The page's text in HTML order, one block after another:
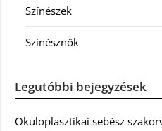
Színészek
Színésznők
Legutóbbi bejegyzések
Okuloplasztikai sebész